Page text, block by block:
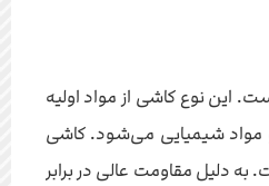
فوق‌العاده‌ای برخوردار است. این نوع کاشی از مواد اولیه
و مواد شیمیایی می‌شود. کاشی
دلیل مقاومت عالی در برابر